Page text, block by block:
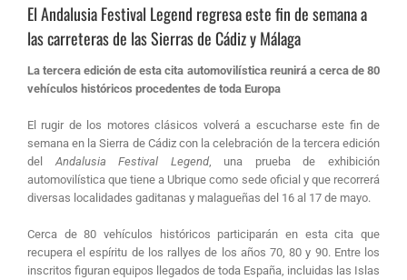
El Andalusia Festival Legend regresa este fin de semana a
las carreteras de las Sierras de Cádiz y Málaga
La tercera edición de esta cita automovilística reunirá a cerca de 80
vehículos históricos procedentes de toda Europa
El rugir de los motores clásicos volverá a escucharse este fin de
semana en la Sierra de Cádiz con la celebración de la tercera edición
del Andalusia Festival Legend, una prueba de exhibición
automovilística que tiene a Ubrique como sede oficial y que recorrerá
diversas localidades gaditanas y malagueñas del 16 al 17 de mayo.
Cerca de 80 vehículos históricos participarán en esta cita que
recupera el espíritu de los rallyes de los años 70, 80 y 90. Entre los
inscritos figuran equipos llegados de toda España, incluidas las Islas